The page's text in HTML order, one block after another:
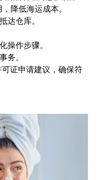
降低海运成本。
达仓库。
操作步骤。
务。
证申请建议，确保符